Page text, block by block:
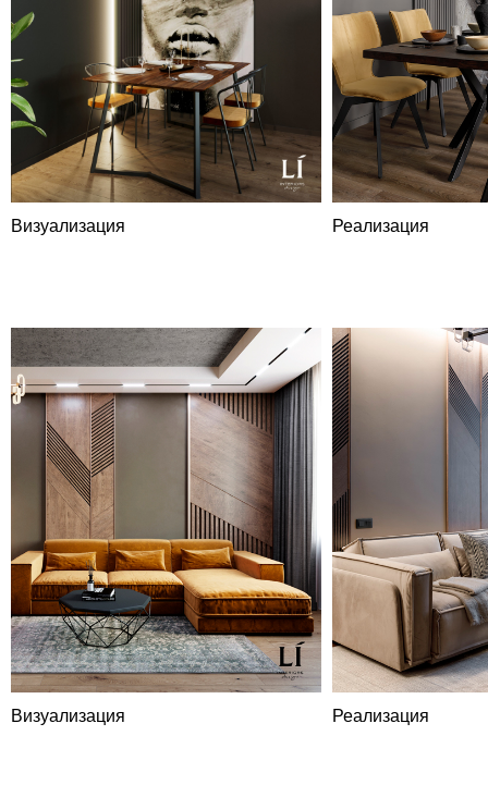
Визуализация Реализация
Визуализация Реализация